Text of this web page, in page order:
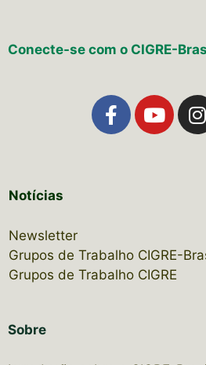
Conecte-se com o CIGRE-
Notícias
Newsletter
Grupos de Trabalho CIGRE-
Grupos de Trabalho CIGRE
Sobre